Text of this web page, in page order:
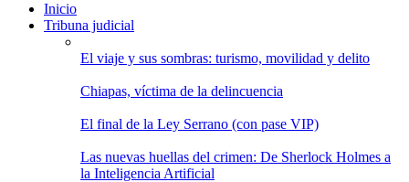
Inicio
Tribuna judicial
El viaje y sus sombras: turismo, movilidad y delito
Chiapas, víctima de la delincuencia
El final de la Ley Serrano (con pase VIP)
Las nuevas huellas del crimen: De Sherlock Holmes a
la Inteligencia Artificial